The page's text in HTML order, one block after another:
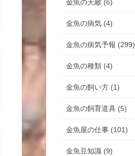
金魚の天敵 (6)
金魚の病気 (4)
金魚の病気予報 (299)
金魚の種類 (4)
金魚の飼い方 (1)
金魚の飼育道具 (5)
金魚屋の仕事 (101)
金魚豆知識 (9)